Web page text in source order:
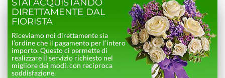
STAI ACQUISTANDO
DIRETTAMENTE DAL
FIORISTA
Riceviamo noi direttamente sia
l’ordine che il pagamento per l’intero
importo. Questo ci permette di
realizzare il servizio richiesto nel
migliore dei modi, con reciproca
soddisfazione.